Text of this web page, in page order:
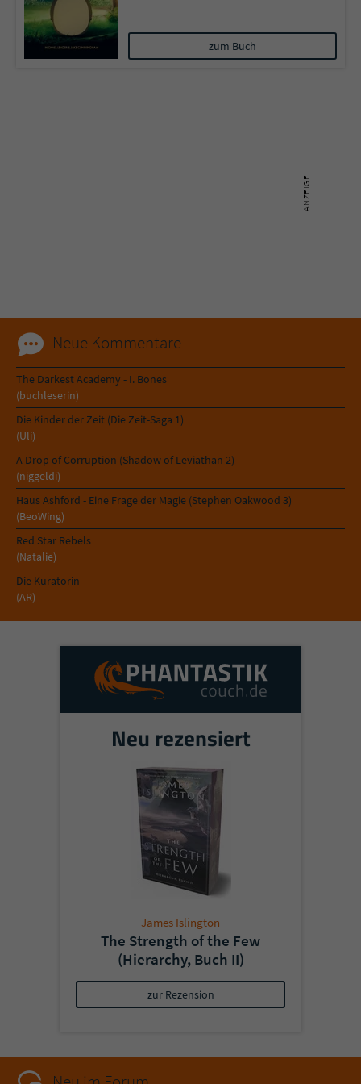
zum Buch
Neue Kommentare
The Darkest Academy - I. Bones
(buchleserin)
Die Kinder der Zeit (Die Zeit-Saga 1)
(Uli)
A Drop of Corruption (Shadow of Leviathan 2)
(niggeldi)
Haus Ashford - Eine Frage der Magie (Stephen Oakwood 3)
(BeoWing)
Red Star Rebels
(Natalie)
Die Kuratorin
(AR)
Neu rezensiert
James Islington
The Strength of the Few
(Hierarchy, Buch II)
zur Rezension
Name tx_pwcomments_ahash
Zweck
Benutzer. Es wird benötigt um z. B. den
Sicherheitscode des Kontaktformulars zu
überprüfen.